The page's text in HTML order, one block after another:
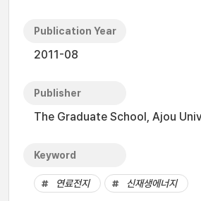
Publication Year
2011-08
Publisher
The Graduate School, Ajou
Keyword
연료전지 신재생에너지